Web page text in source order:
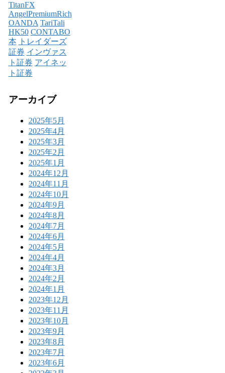
TitanFX
AngelPremiumRich
OANDA TariTali
HK50 CONTABO
本
トレイダーズ
証券 インヴァス
ト証券 アイネッ
ト証券
アーカイブ
2025年5月
2025年4月
2025年3月
2025年2月
2025年1月
2024年12月
2024年11月
2024年10月
2024年9月
2024年8月
2024年7月
2024年6月
2024年5月
2024年4月
2024年3月
2024年2月
2024年1月
2023年12月
2023年11月
2023年10月
2023年9月
2023年8月
2023年7月
2023年6月